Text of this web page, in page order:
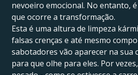
nevoeiro emocional. No entanto, é
que ocorre a transformação.
Esta é uma altura de limpeza
falsas crenças e até mesmo
sabotadores vão aparecer na sua
para que olhe para eles. Por vezes,